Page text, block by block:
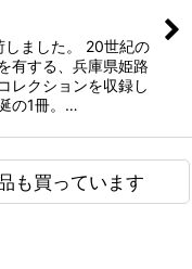
ました。 20世紀の
有する、兵庫県姫路
レクションを収録し
の1冊。…
も買っています